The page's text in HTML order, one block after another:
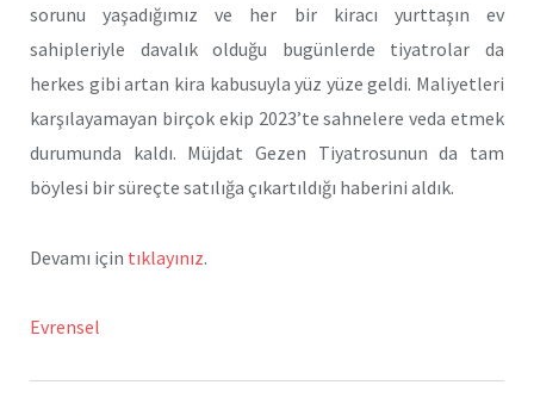
sorunu yaşadığımız ve her bir kiracı yurttaşın ev
sahipleriyle davalık olduğu bugünlerde tiyatrolar da
herkes gibi artan kira kabusuyla yüz yüze geldi. Maliyetleri
karşılayamayan birçok ekip 2023’te sahnelere veda etmek
durumunda kaldı. Müjdat Gezen Tiyatrosunun da tam
böylesi bir süreçte satılığa çıkartıldığı haberini aldık.
Devamı için tıklayınız.
Evrensel